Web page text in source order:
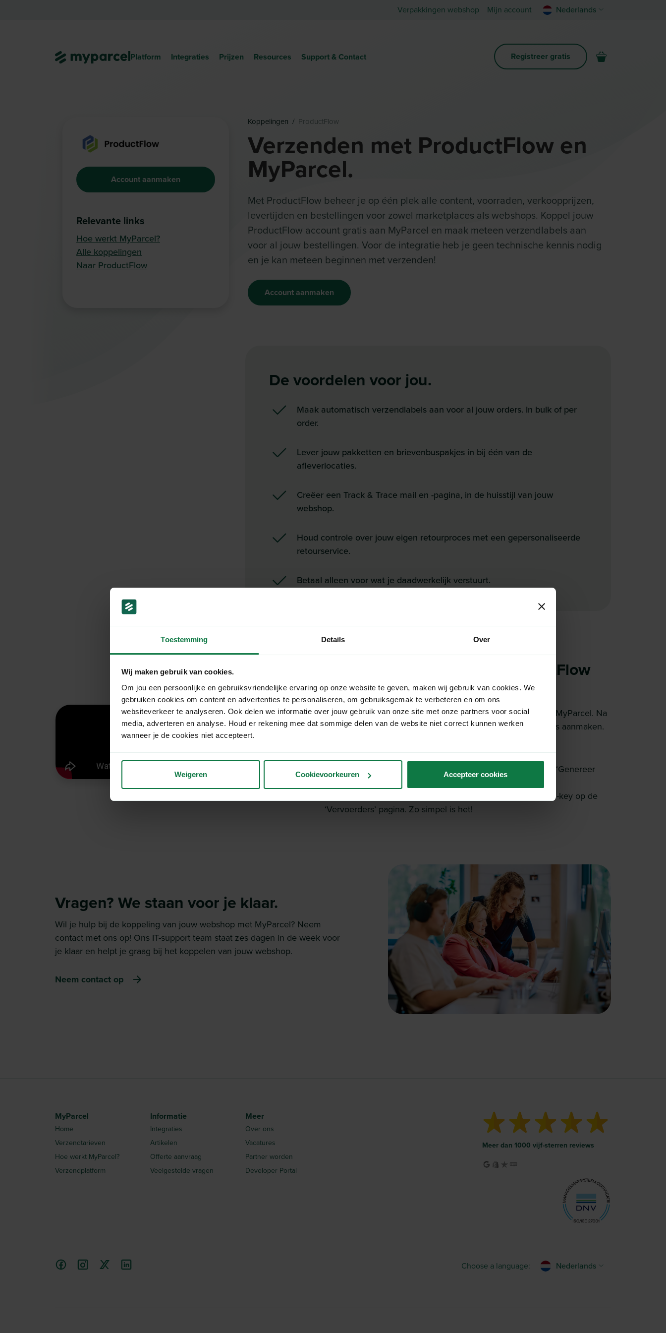
Toestemming Details Over
Wij maken gebruik van cookies.
Om jou een persoonlijke en gebruiksvriendelijke ervaring op onze website te geven, maken wij gebruik van cookies. We
gebruiken cookies om content en advertenties te personaliseren, om gebruiksgemak te verbeteren en om ons
websiteverkeer te analyseren. Ook delen we informatie over jouw gebruik van onze site met onze partners voor social
media, adverteren en analyse. Houd er rekening mee dat sommige delen van de website niet correct kunnen werken
wanneer je de cookies niet accepteert.
Weigeren Cookievoorkeuren Accepteer cookies
Verpakkingen webshop Mijn account Nederlands
Platform Integraties Prijzen Resources Support & Contact Registreer gratis
Account aanmaken
Relevante links
Hoe werkt MyParcel?
Alle koppelingen
Naar ProductFlow
Koppelingen / ProductFlow
Verzenden met ProductFlow en
MyParcel.
Met ProductFlow beheer je op één plek alle content, voorraden, verkoopprijzen,
levertijden en bestellingen voor zowel marketplaces als webshops. Koppel jouw
ProductFlow account gratis aan MyParcel en maak meteen verzendlabels aan
voor al jouw bestellingen. Voor de integratie heb je geen technische kennis nodig
en je kan meteen beginnen met verzenden!
Account aanmaken
De voordelen voor jou.
Maak automatisch verzendlabels aan voor al jouw orders. In bulk of per
order.
Lever jouw pakketten en brievenbuspakjes in bij één van de
afleverlocaties.
Creëer een Track & Trace mail en -pagina, in de huisstijl van jouw
webshop.
Houd controle over jouw eigen retourproces met een gepersonaliseerde
retourservice.
Betaal alleen voor wat je daadwerkelijk verstuurt.
Start met verzenden via ProductFlow
en MyParcel.
Koppel jouw ProductFlow account in een paar stappen met MyParcel. Na
het koppelen kun je direct voor al jouw orders verzendlabels aanmaken.
Ga naar ‘Shopinstellingen’ > ‘Algemeen’. Klik vervolgens op ‘Genereer
Ga weer terug naar jouw ProductFlow admin en plak de API-key op de
‘Vervoerders’ pagina. Zo simpel is het!
Vragen? We staan voor je klaar.
Wil je hulp bij de koppeling van jouw webshop met MyParcel? Neem
contact met ons op! Ons IT-support team staat zes dagen in de week voor
je klaar en helpt je graag bij het koppelen van jouw webshop.
Neem contact op
MyParcel
Home
Verzendtarieven
Hoe werkt MyParcel?
Verzendplatform
Informatie
Integraties
Artikelen
Offerte aanvraag
Veelgestelde vragen
Meer
Over ons
Vacatures
Partner worden
Developer Portal
Meer dan 1000 vijf-sterren reviews
Choose a language: Nederlands